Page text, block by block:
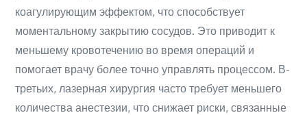
коагулирующим эффектом, что способствует
моментальному закрытию сосудов. Это приводит к
меньшему кровотечению во время операций и
помогает врачу более точно управлять процессом. В-
третьих, лазерная хирургия часто требует меньшего
количества анестезии, что снижает риски, связанные